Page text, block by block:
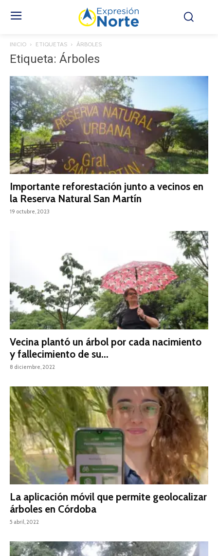
INICIO ETIQUETAS ÁRBOLES
Etiqueta: Árboles
Importante reforestación junto a vecinos en
la Reserva Natural San Martín
19 octubre, 2023
Vecina plantó un árbol por cada nacimiento
y fallecimiento de su...
8 diciembre, 2022
La aplicación móvil que permite geolocalizar
árboles en Córdoba
5 abril, 2022